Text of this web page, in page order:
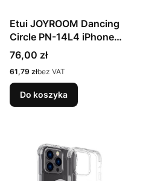
Etui JOYROOM Dancing
Circle PN-14L4 iPhone
14 Pro Max (fioletowe)
Cena
76,00 zł
Cena
61,79 złbez VAT
Do koszyka